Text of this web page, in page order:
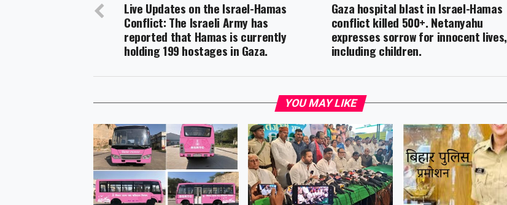
Gaza hospital blast in Israel-Hamas
conflict killed 500+. Netanyahu
expresses sorrow for innocent lives,
including children.
Live Updates on the Israel-Hamas
Conflict: The Israeli Army has
reported that Hamas is currently
holding 199 hostages in Gaza.
YOU MAY LIKE